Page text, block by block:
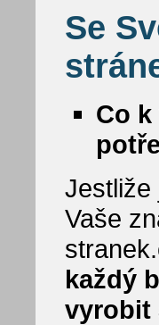
Se
Co
Jestliže
Vaše
každý
vyrobit